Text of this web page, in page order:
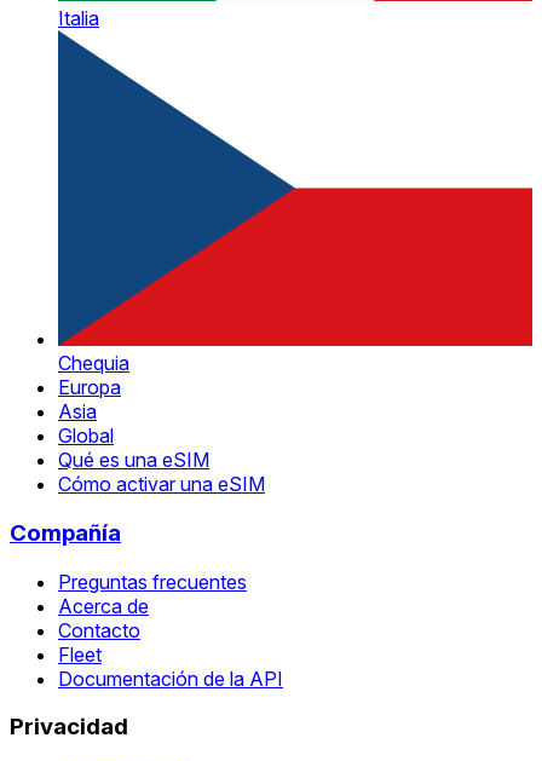
Italia
Chequia
Europa
Asia
Global
Qué es una eSIM
Cómo activar una eSIM
Compañía
Preguntas frecuentes
Acerca de
Contacto
Fleet
Documentación de la API
Privacidad